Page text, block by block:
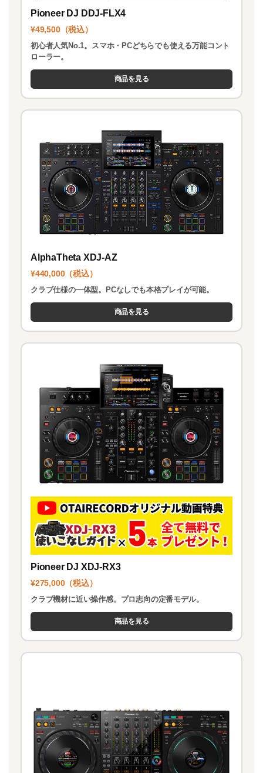
Pioneer DJ DDJ-FLX4
¥49,500（税込）
初心者人気No.1。スマホ・PCどちらでも使える万能コント
ローラー。
商品を見る
AlphaTheta XDJ-AZ
¥440,000（税込）
クラブ仕様の一体型。PCなしでも本格プレイが可能。
商品を見る
Pioneer DJ XDJ-RX3
¥275,000（税込）
クラブ機材に近い操作感。プロ志向の定番モデル。
商品を見る